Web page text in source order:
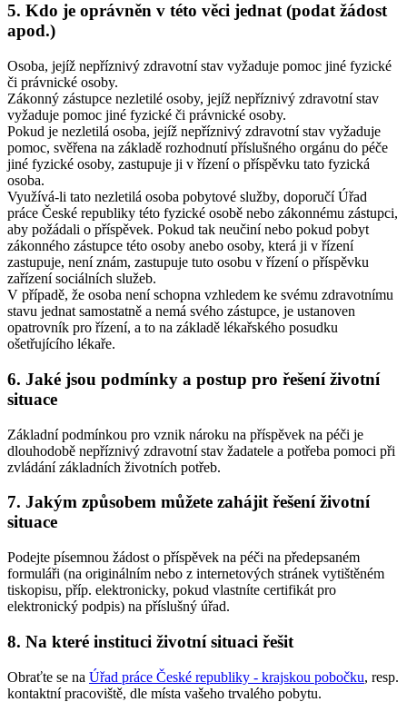
5. Kdo je oprávněn v této věci jednat (podat žádost
apod.)
Osoba, jejíž nepříznivý zdravotní stav vyžaduje pomoc jiné fyzické
či právnické osoby.
Zákonný zástupce nezletilé osoby, jejíž nepříznivý zdravotní stav
vyžaduje pomoc jiné fyzické či právnické osoby.
Pokud je nezletilá osoba, jejíž nepříznivý zdravotní stav vyžaduje
pomoc, svěřena na základě rozhodnutí příslušného orgánu do péče
jiné fyzické osoby, zastupuje ji v řízení o příspěvku tato fyzická
osoba.
Využívá-li tato nezletilá osoba pobytové služby, doporučí Úřad
práce České republiky této fyzické osobě nebo zákonnému zástupci,
aby požádali o příspěvek. Pokud tak neučiní nebo pokud pobyt
zákonného zástupce této osoby anebo osoby, která ji v řízení
zastupuje, není znám, zastupuje tuto osobu v řízení o příspěvku
zařízení sociálních služeb.
V případě, že osoba není schopna vzhledem ke svému zdravotnímu
stavu jednat samostatně a nemá svého zástupce, je ustanoven
opatrovník pro řízení, a to na základě lékařského posudku
ošetřujícího lékaře.
6. Jaké jsou podmínky a postup pro řešení životní
situace
Základní podmínkou pro vznik nároku na příspěvek na péči je
dlouhodobě nepříznivý zdravotní stav žadatele a potřeba pomoci při
zvládání základních životních potřeb.
7. Jakým způsobem můžete zahájit řešení životní
situace
Podejte písemnou žádost o příspěvek na péči na předepsaném
formuláři (na originálním nebo z internetových stránek vytištěném
tiskopisu, příp. elektronicky, pokud vlastníte certifikát pro
elektronický podpis) na příslušný úřad.
8. Na které instituci životní situaci řešit
Obraťte se na Úřad práce České republiky - krajskou pobočku, resp.
kontaktní pracoviště, dle místa vašeho trvalého pobytu.